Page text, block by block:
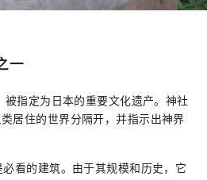
一
指定为日本的重要文化遗产。神社
居住的世界分隔开，并指示出神界
看的建筑。由于其规模和历史，它